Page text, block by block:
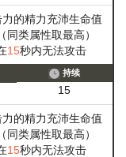
的精力充沛生命值
类属性取最高）
15秒内无法攻击
持续
15
的精力充沛生命值
类属性取最高）
15秒内无法攻击